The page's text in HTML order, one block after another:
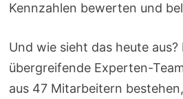
Kennzahlen bewerten und
Und wie sieht das heute
übergreifende Experten-
aus 47 Mitarbeitern